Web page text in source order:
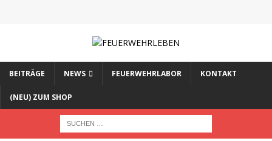
BEITRÄGE NEWS FEUERWEHRLABOR KONTAKT
(NEU) ZUM SHOP